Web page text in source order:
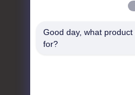
Good day, what
for?